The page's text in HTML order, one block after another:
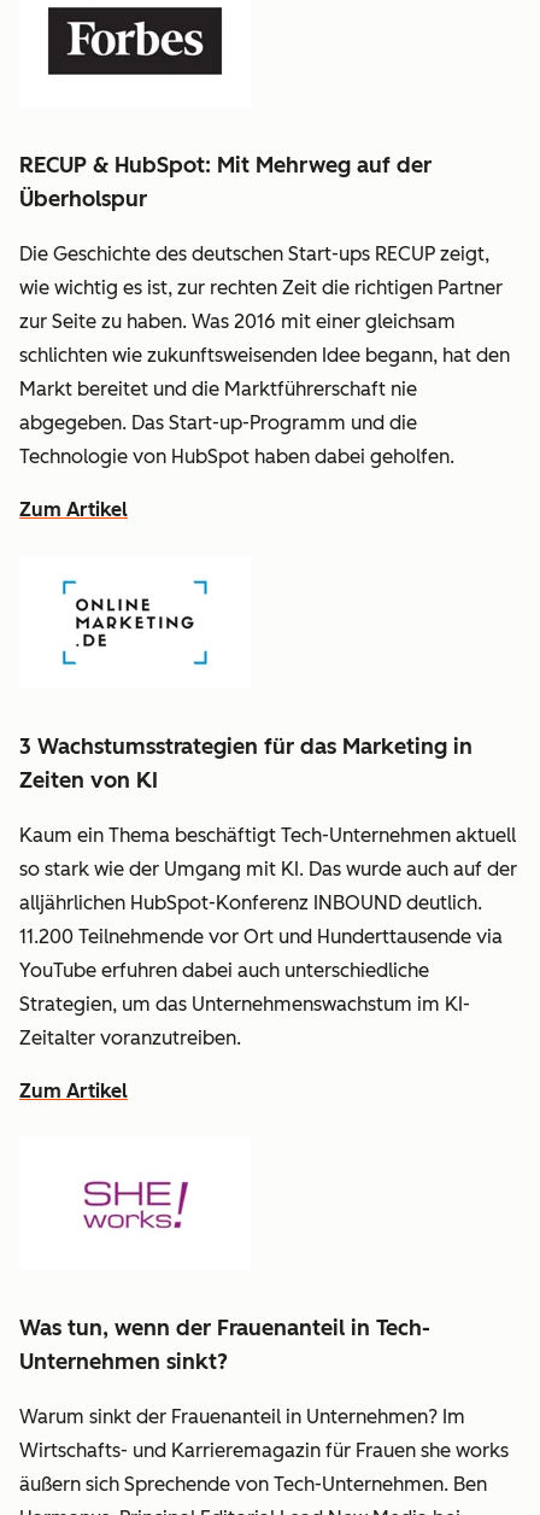
RECUP & HubSpot: Mit Mehrweg auf der
Überholspur
Die Geschichte des deutschen Start-ups RECUP zeigt,
wie wichtig es ist, zur rechten Zeit die richtigen Partner
zur Seite zu haben. Was 2016 mit einer gleichsam
schlichten wie zukunftsweisenden Idee begann, hat den
Markt bereitet und die Marktführerschaft nie
abgegeben. Das Start-up-Programm und die
Technologie von HubSpot haben dabei geholfen.
Zum Artikel
3 Wachstumsstrategien für das Marketing in
Zeiten von KI
Kaum ein Thema beschäftigt Tech-Unternehmen aktuell
so stark wie der Umgang mit KI. Das wurde auch auf der
alljährlichen HubSpot-Konferenz INBOUND deutlich.
11.200 Teilnehmende vor Ort und Hunderttausende via
YouTube erfuhren dabei auch unterschiedliche
Strategien, um das Unternehmenswachstum im KI-
Zeitalter voranzutreiben.
Zum Artikel
Was tun, wenn der Frauenanteil in Tech-
Unternehmen sinkt?
Warum sinkt der Frauenanteil in Unternehmen? Im
Wirtschafts- und Karrieremagazin für Frauen she works
äußern sich Sprechende von Tech-Unternehmen. Ben